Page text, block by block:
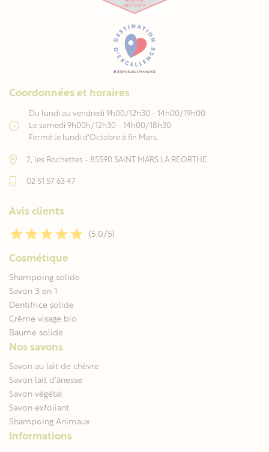
Coordonnées et horaires
Du lundi au vendredi 9h00/12h30 - 14h00/19h00
Le samedi 9h00h/12h30 - 14h00/18h30
Fermé le lundi d'Octobre à fin Mars.
2, les Rochettes - 85590 SAINT MARS LA REORTHE
02 51 57 63 47
Avis clients
(5,0/5)
Cosmétique
Shampoing solide
Savon 3 en 1
Dentifrice solide
Crème visage bio
Baume solide
Nos savons
Savon au lait de chèvre
Savon lait d'ânesse
Savon végétal
Savon exfoliant
Shampoing Animaux
Informations